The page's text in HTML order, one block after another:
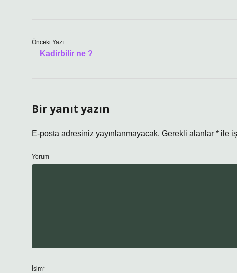
Önceki Yazı
Kadirbilir ne ?
Bir yanıt yazın
E-posta adresiniz yayınlanmayacak. Gerekli alanlar * ile
Yorum
İsim*